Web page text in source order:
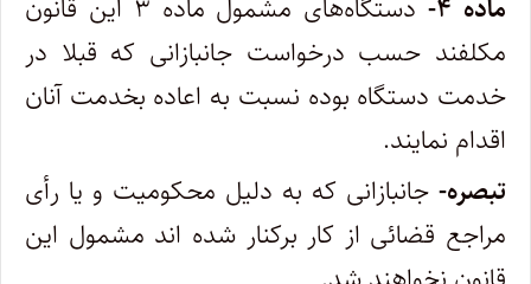
ماده ۴-
دستگاه‌های مشمول ماده ۳ این قانون
مکلفند حسب درخواست جانبازانی که قبلا در
خدمت دستگاه بوده نسبت به اعاده بخدمت آنان
اقدام نمایند.
تبصره- جانبازانی که به دلیل محکومیت و یا رأی
مراجع قضائی از کار برکنار شده اند مشمول این